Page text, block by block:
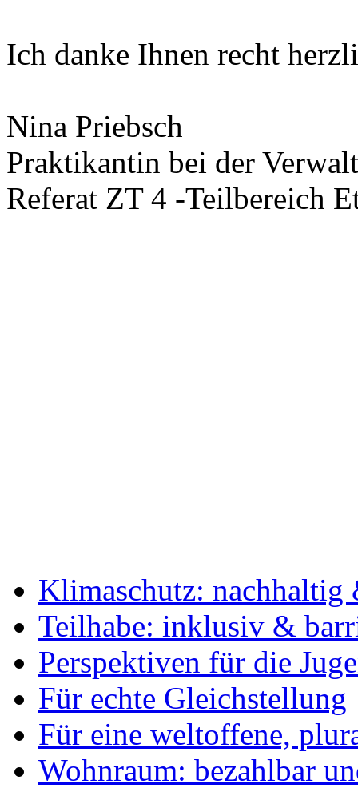
Ich danke Ihnen recht
Nina Priebsch
Praktikantin bei der
Referat ZT 4 -Teilbereich
Klimaschutz: nachhaltig
Teilhabe: inklusiv &
Perspektiven für die
Für echte Gleichstellung
Für eine weltoffene,
Wohnraum: bezahlbar